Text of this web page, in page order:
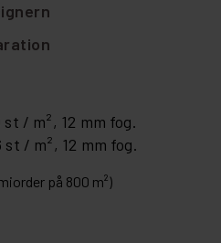
/ m², 12 mm fog.
/ m², 12 mm fog.
på 800 m²)